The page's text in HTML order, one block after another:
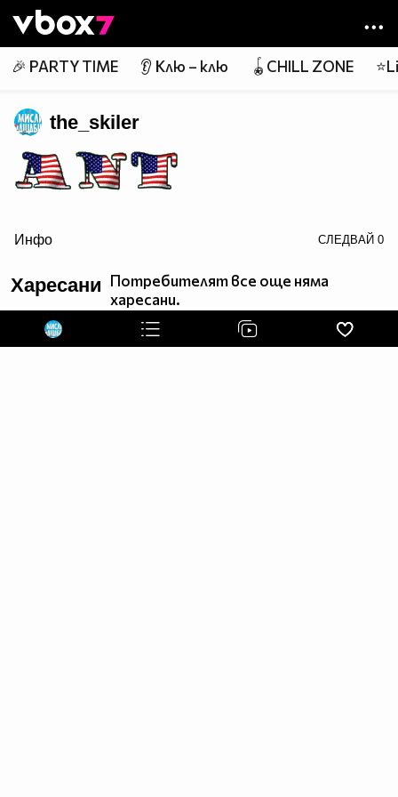
👾
🎉 PARTY TIME 👂 Клю – клю 🪀CHILL ZONE
the_skiler
Инфо СЛЕДВАЙ 0
Харесани Потребителят все още няма
харесани.